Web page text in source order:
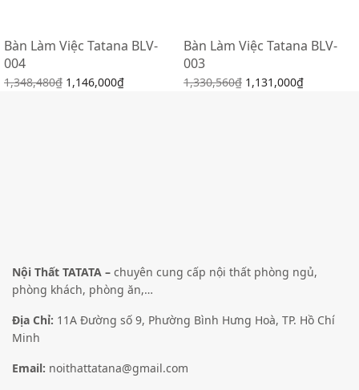
Bàn Làm Việc Tatana BLV-
004
1,348,480₫ 1,146,000₫
Bàn Làm Việc Tatana BLV-
003
1,330,560₫ 1,131,000₫
Bàn làm việc BLV013
3,808,000
Lựa chọn các tùy chọn
Bàn làm việc Tatana BLV014
Nội Thất TATATA –chuyên cung cấp nội thất phòng ngủ,
phòng khách, phòng ăn,…
Địa Chỉ: 11A Đường số 9, Phường Bình Hưng Hoà, TP. Hồ Chí
Minh
Email: noithattatana@gmail.com